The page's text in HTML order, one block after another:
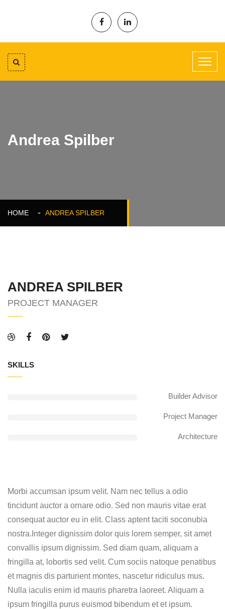
Andrea Spilber
HOME ANDREA SPILBER
ANDREA SPILBER
PROJECT MANAGER
SKILLS
Builder Advisor
Project Manager
Architecture
Morbi accumsan ipsum velit. Nam nec tellus a odio
tincidunt auctor a ornare odio. Sed non mauris vitae erat
consequat auctor eu in elit. Class aptent taciti soconubia
nostra.Integer dignissim dolor quis lorem semper, sit amet
convallis ipsum dignissim. Sed diam quam, aliquam a
fringilla at, lobortis sed velit. Cum sociis natoque penatibus
et magnis dis parturient montes, nascetur ridiculus mus.
Nulla iaculis enim id mauris pharetra laoreet. Aliquam a
ipsum fringilla purus euismod bibendum et et ipsum.